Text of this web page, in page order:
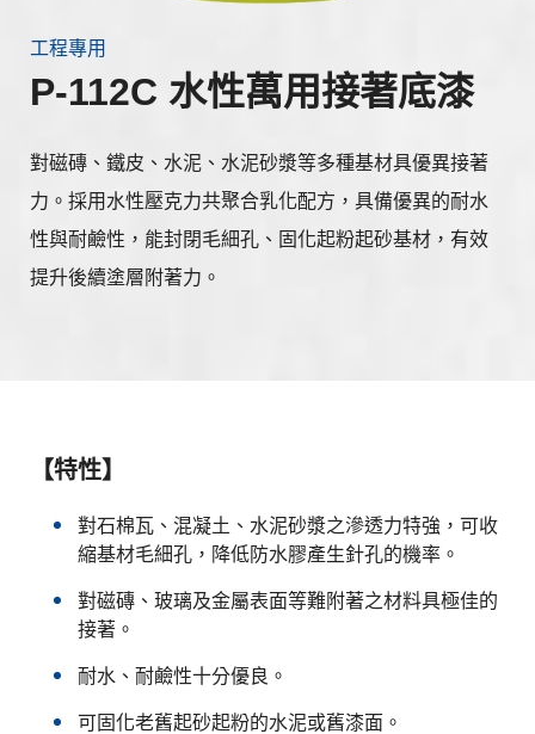
工程專用
P-112C 水性萬用接著底漆
對磁磚、鐵皮、水泥、水泥砂漿等多種基材具優異接著
力。採用水性壓克力共聚合乳化配方，具備優異的耐水
性與耐鹼性，能封閉毛細孔、固化起粉起砂基材，有效
提升後續塗層附著力。
【特性】
對石棉瓦、混凝土、水泥砂漿之滲透力特強，可收
縮基材毛細孔，降低防水膠產生針孔的機率。
對磁磚、玻璃及金屬表面等難附著之材料具極佳的
接著。
耐水、耐鹼性十分優良。
可固化老舊起砂起粉的水泥或舊漆面。